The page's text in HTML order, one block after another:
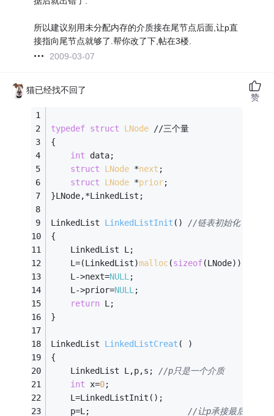
所以建议别用未分配内存的介质接在尾节点后面,让p直
接指向尾节点就够了.帮你改了下,帖在3楼.
2009-03-07
猫已经找不回了
typedef struct LNode //三个量
{
int data;
struct
LNode *next ;
struct
LNode *prior;
}LNode,*LinkedList;
LinkedList LinkedListInit ()
//链表初始化
{
    LinkedList L;
    L=(LinkedList)
malloc(sizeof(LNode));
    L->next=
NULL ;
    L->prior=
NULL ;
return L;
}
LinkedList LinkedListCreat ( )
{
    LinkedList L,p,s;
//p只是一个介质
int x=0;
    L=LinkedListInit();
    p=L;
//让p承接最后一个真
赞